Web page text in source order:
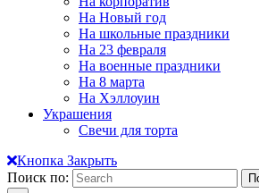
На Новый год
На школьные праздники
На 23 февраля
На военные праздники
На 8 марта
На Хэллоуин
Украшения
Свечи для торта
Кнопка Закрыть
Поиск по: